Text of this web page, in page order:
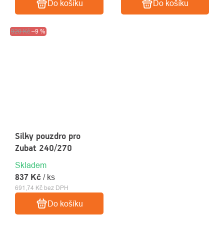
Do košíku Do košíku
Výprodej
920 Kč –9 %
Silky pouzdro pro
Zubat 240/270
Skladem
691,74 Kč bez DPH
837 Kč / ks
Do košíku